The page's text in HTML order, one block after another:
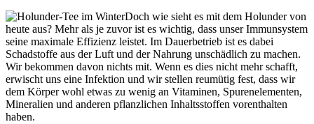
Doch wie sieht es mit dem Holunder von
heute aus? Mehr als je zuvor ist es wichtig, dass unser Immunsystem
seine maximale Effizienz leistet. Im Dauerbetrieb ist es dabei
Schadstoffe aus der Luft und der Nahrung unschädlich zu machen.
Wir bekommen davon nichts mit. Wenn es dies nicht mehr schafft,
erwischt uns eine Infektion und wir stellen reumütig fest, dass wir
dem Körper wohl etwas zu wenig an Vitaminen, Spurenelementen,
Mineralien und anderen pflanzlichen Inhaltsstoffen vorenthalten
haben.